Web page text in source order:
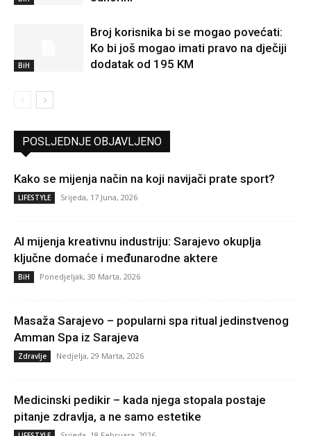
BiH
Broj korisnika bi se mogao povećati:
Ko bi još mogao imati pravo na dječiji
dodatak od 195 KM
POSLJEDNJE OBJAVLJENO
Kako se mijenja način na koji navijači prate sport?
LIFESTYLE Srijeda, 17 Juna, 2026
AI mijenja kreativnu industriju: Sarajevo okuplja
ključne domaće i međunarodne aktere
BiH Ponedjeljak, 30 Marta, 2026
Masaža Sarajevo – popularni spa ritual jedinstvenog
Amman Spa iz Sarajeva
Zdravlje Nedjelja, 29 Marta, 2026
Medicinski pedikir – kada njega stopala postaje
pitanje zdravlja, a ne samo estetike